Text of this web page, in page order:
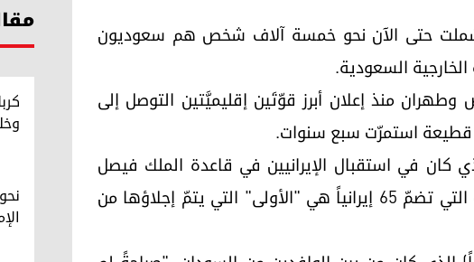
شملت حتى الآن نحو خمسة آلاف شخص هم سعوديون
وطهران منذ إعلان أبرز قوّتَين إقليميَّتين التوصل إلى
كان في استقبال الإيرانيين في قاعدة الملك فيصل
البحرية في جدّة، لوكالة فرانس برس إن المجموعة التي تضمّ 65 إيرانياً هي "الأولى" التي يتمّ إجلاؤها من